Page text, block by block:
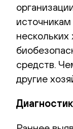
средств.
другие